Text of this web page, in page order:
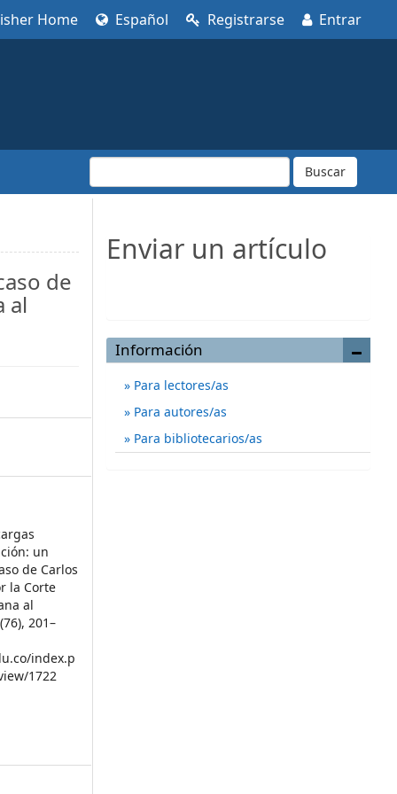
Home Español Registrarse Entrar
Buscar
de
al
un
de Carlos
la Corte
al
(76), 201–
index.p
1722
Enviar un artículo
Información
Para lectores/as
Para autores/as
Para bibliotecarios/as